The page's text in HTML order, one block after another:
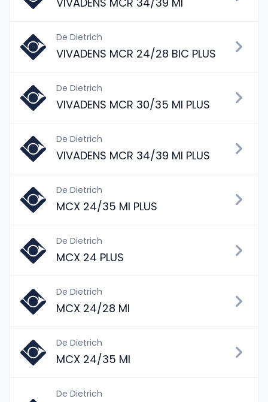
De Dietrich
VIVADENS MCR 24/28 BIC PLUS
De Dietrich
VIVADENS MCR 30/35 MI PLUS
De Dietrich
VIVADENS MCR 34/39 MI PLUS
De Dietrich
MCX 24/35 MI PLUS
De Dietrich
MCX 24 PLUS
De Dietrich
MCX 24/28 MI
De Dietrich
MCX 24/35 MI
De Dietrich